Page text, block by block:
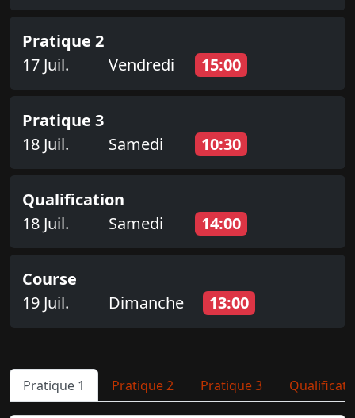
Pratique 2
17 Juil.
Vendredi 15:00
Pratique 3
18 Juil.
Samedi 10:30
Qualification
18 Juil.
Samedi 14:00
Course
19 Juil.
Dimanche 13:00
Pratique 1 Pratique 2 Pratique 3